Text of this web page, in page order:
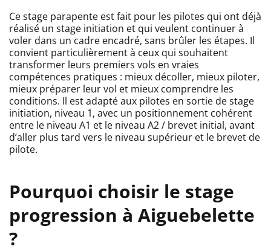
Ce stage parapente est fait pour les pilotes qui ont déjà
réalisé un stage initiation et qui veulent continuer à
voler dans un cadre encadré, sans brûler les étapes. Il
convient particulièrement à ceux qui souhaitent
transformer leurs premiers vols en vraies
compétences pratiques : mieux décoller, mieux piloter,
mieux préparer leur vol et mieux comprendre les
conditions. Il est adapté aux pilotes en sortie de stage
initiation, niveau 1, avec un positionnement cohérent
entre le niveau A1 et le niveau A2 / brevet initial, avant
d’aller plus tard vers le niveau supérieur et le brevet de
pilote.
Pourquoi choisir le stage
progression à Aiguebelette
?